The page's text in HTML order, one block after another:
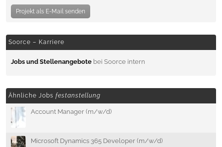
Projekt als E-Mail senden
Soorce – Karriere
Jobs und Stellenangebote bei Soorce intern
Ähnliche Jobs festanstellung
Account Manager (m/w/d)
Microsoft Dynamics 365 Developer (m/w/d)